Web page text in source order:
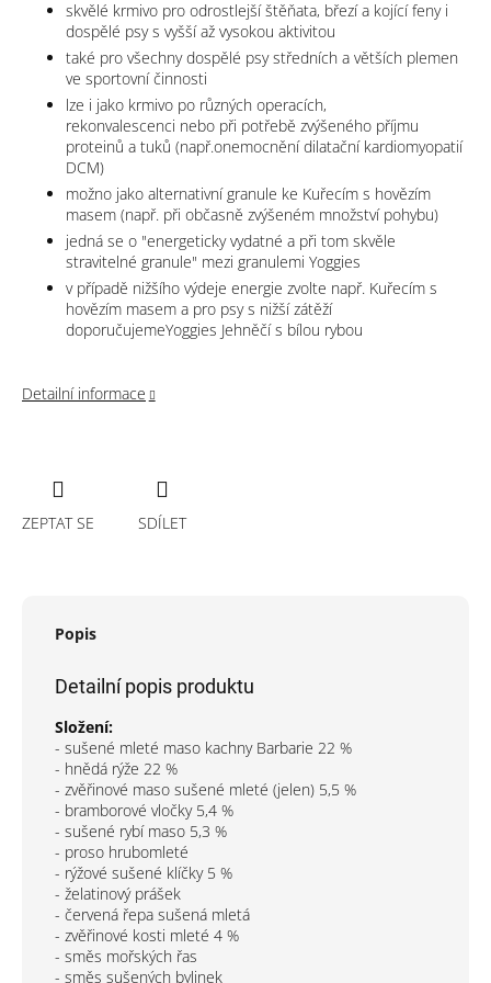
skvělé krmivo pro odrostlejší štěňata, březí a kojící feny i
dospělé psy s vyšší až vysokou aktivitou
také pro všechny dospělé psy středních a větších plemen
ve sportovní činnosti
lze i jako krmivo po různých operacích,
rekonvalescenci nebo při potřebě zvýšeného příjmu
proteinů a tuků (např.onemocnění dilatační kardiomyopatií
DCM)
možno jako alternativní granule ke Kuřecím s hovězím
masem (např. při občasně zvýšeném množství pohybu)
jedná se o "energeticky vydatné a při tom skvěle
stravitelné granule" mezi granulemi Yoggies
v případě nižšího výdeje energie zvolte např. Kuřecím s
hovězím masem a pro psy s nižší zátěží
doporučujemeYoggies Jehněčí s bílou rybou
Detailní informace
ZEPTAT SE SDÍLET
Popis
Detailní popis produktu
Složení:
- sušené mleté maso kachny Barbarie 22 %
- hnědá rýže 22 %
- zvěřinové maso sušené mleté (jelen) 5,5 %
- bramborové vločky 5,4 %
- sušené rybí maso 5,3 %
- proso hrubomleté
- rýžové sušené klíčky 5 %
- želatinový prášek
- červená řepa sušená mletá
- zvěřinové kosti mleté 4 %
- směs mořských řas
- směs sušených bylinek